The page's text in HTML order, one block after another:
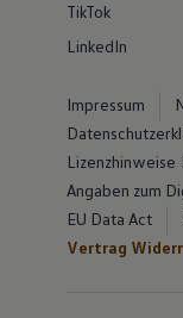
TikTok
LinkedIn
Impressum
Angaben zum
EU Data Act
Vertrag